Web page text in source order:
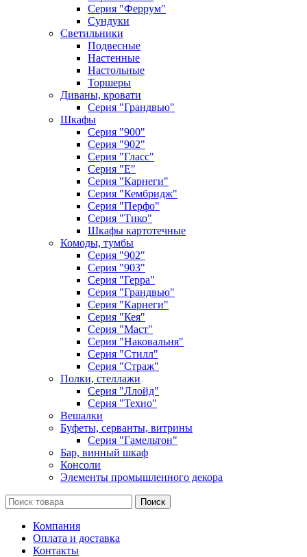
Серия "Феррум"
Сундуки
Светильники
Подвесные
Настенные
Настольные
Торшеры
Диваны, кровати
Серия "Грандвью"
Шкафы
Серия "900"
Серия "902"
Серия "Гласс"
Серия "Е"
Серия "Карнеги"
Серия "Кембридж"
Серия "Перфо"
Серия "Тико"
Шкафы картотечные
Комоды, тумбы
Серия "902"
Серия "903"
Серия "Герра"
Серия "Грандвью"
Серия "Карнеги"
Серия "Кея"
Серия "Маст"
Серия "Наковальня"
Серия "Стилл"
Серия "Страж"
Полки, стеллажи
Серия "Ллойд"
Серия "Техно"
Вешалки
Буфеты, серванты, витрины
Серия "Гамельтон"
Бар, винный шкаф
Консоли
Элементы промышленного декора
Поиск
Компания
Оплата и доставка
Контакты